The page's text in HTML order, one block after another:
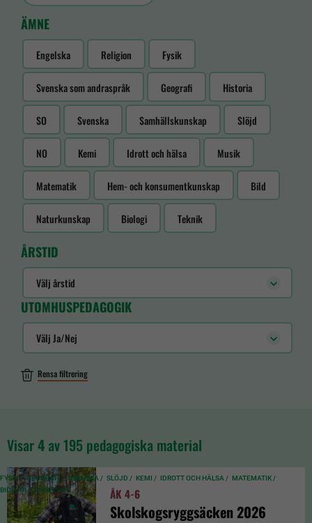
ÄMNE
Engelska Religion Fysik
Svenska som andraspråk Geografi Historia
SO Svenska Samhällskunskap Slöjd
NO Kemi Idrott och hälsa Musik
Matematik Hem- och konsumentkunskap Bild
Naturkunskap Biologi Teknik
ÅRSTID
Välj årstid
UTOMHUSPEDAGOGIK
Välj Ja/Nej
Rensa filtrering
Visar4 av 195 pedagogiska material
FYSIK / GEOGRAFI / SVENSKA / SLÖJD / KEMI / IDROTT OCH HÄLSA / MATEMATIK /
BIOLOGI / ENGELSKA ÅK 4-6
Skolskogsryggsäcken 2026